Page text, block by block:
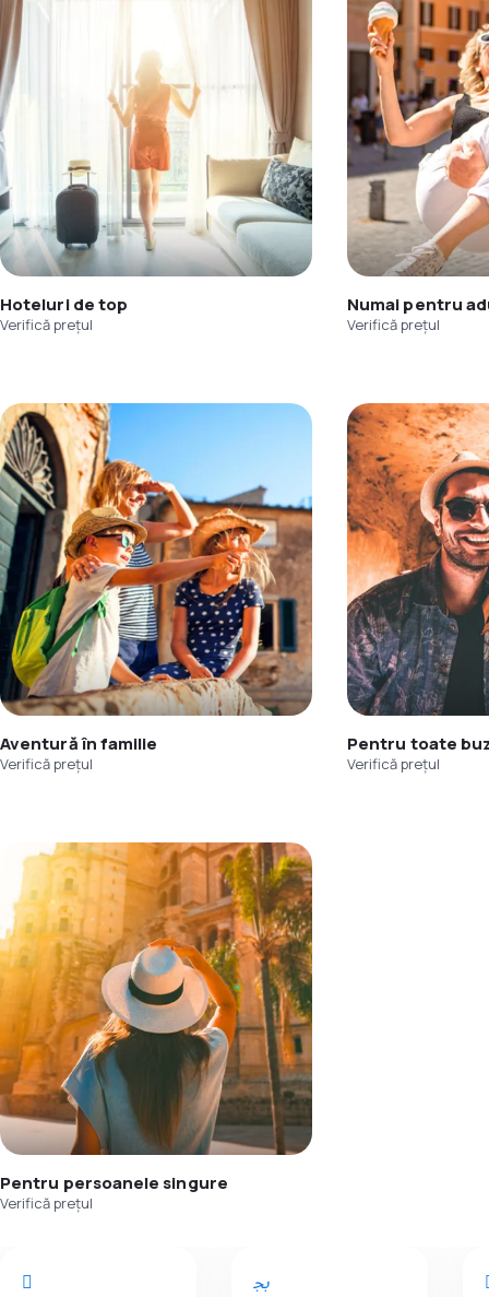
Hoteluri de top
Verifică prețul
Numai pentru
Verifică prețul
Aventură în familie
Verifică prețul
Pentru toate
Verifică prețul
Pentru persoanele singure
Verifică prețul